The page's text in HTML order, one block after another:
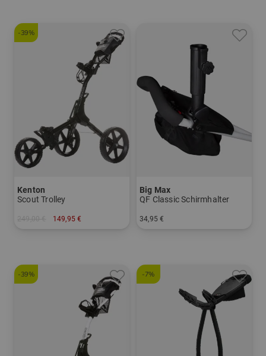
-39%
Kenton
Scout Trolley
149,95 €
Big Max
QF Classic Schirmhalter
34,95 €
-39% -7%